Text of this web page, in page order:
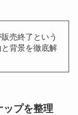
売終了という
背景を徹底解
ップを整理